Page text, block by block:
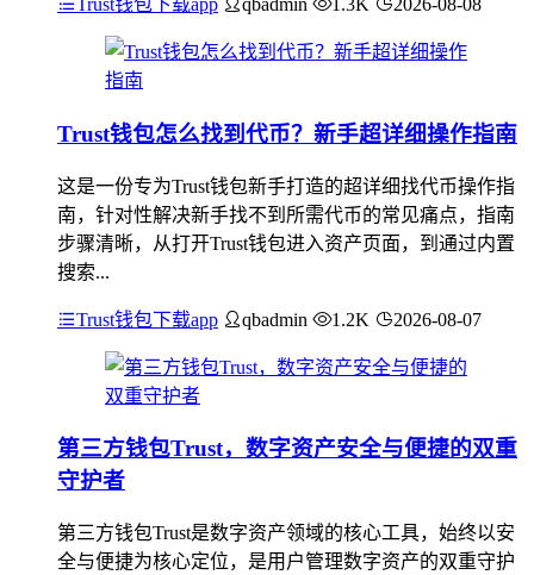
Trust钱包下载app qbadmin 1.3K 2026-08-08
Trust钱包怎么找到代币？新手超详细操作指南
这是一份专为Trust钱包新手打造的超详细找代币操作指
南，针对性解决新手找不到所需代币的常见痛点，指南
步骤清晰，从打开Trust钱包进入资产页面，到通过内置
搜索...
Trust钱包下载app qbadmin 1.2K 2026-08-07
第三方钱包Trust，数字资产安全与便捷的双重
守护者
第三方钱包Trust是数字资产领域的核心工具，始终以安
全与便捷为核心定位，是用户管理数字资产的双重守护